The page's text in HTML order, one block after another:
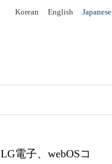
Korean English Japanese
LG電子、webOSコ